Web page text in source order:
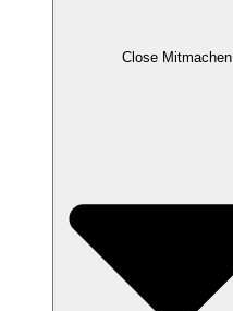
Close Mitmachen